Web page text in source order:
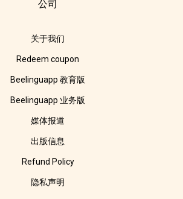
公司
关于我们
Redeem coupon
Beelinguapp 教育版
Beelinguapp 业务版
媒体报道
出版信息
Refund Policy
隐私声明